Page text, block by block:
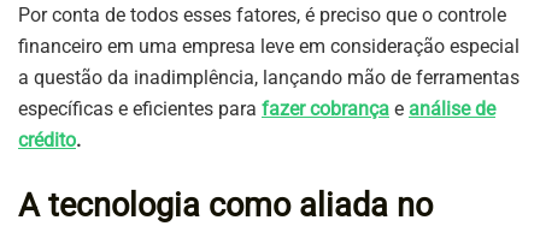
Por conta de todos esses fatores, é preciso que o controle
financeiro em uma empresa leve em consideração especial
a questão da inadimplência, lançando mão de ferramentas
específicas e eficientes para fazer cobrança e análise de
crédito.
A tecnologia como aliada no